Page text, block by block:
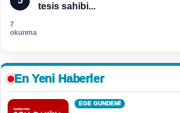
tesis sahibi...
7
okunma
En Yeni Haberler
EGE GUNDEMİ